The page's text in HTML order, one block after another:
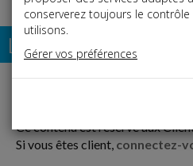
Les aides à l'embauche
Ce contenu est réservé aux
Si vous êtes client, connectez-
conserverez toujours le
utilisons.
Gérer vos préférences